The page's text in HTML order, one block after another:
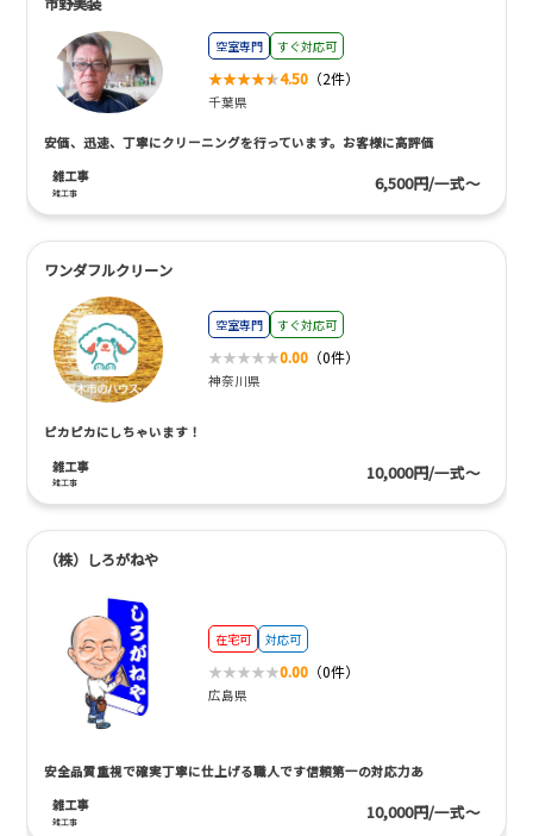
空室専門 すぐ対応可
4.50 （2件）
千葉県
安価、迅速、丁寧にクリーニングを行っています。お客様に高評価
雑工事
雑工事 6,500円/一式～
ワンダフルクリーン
空室専門 すぐ対応可
0.00 （0件）
神奈川県
ピカピカにしちゃいます！
雑工事
雑工事 10,000円/一式～
（株）しろがねや
在宅可 対応可
0.00 （0件）
広島県
安全品質重視で確実丁寧に仕上げる職人です信頼第一の対応力あ
雑工事
雑工事 10,000円/一式～